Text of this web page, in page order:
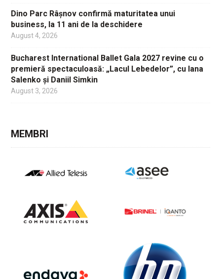
Dino Parc Râșnov confirmă maturitatea unui
business, la 11 ani de la deschidere
August 4, 2026
Bucharest International Ballet Gala 2027 revine cu o
premieră spectaculoasă: „Lacul Lebedelor”, cu Iana
Salenko și Daniil Simkin
August 3, 2026
MEMBRI